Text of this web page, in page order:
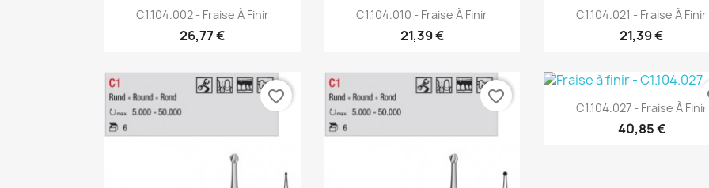
Aperçu rapide
C1.104.002 - Fraise À Finir
26,77 €
Aperçu rapide
C1.104.010 - Fraise À Finir
21,39 €
Aperçu rapide
C1.104.021 - Fraise À Finir
21,39 €
favorite_border favorite_border Aperçu rapide
C1.104.027 - Fraise À Finir
40,85 €